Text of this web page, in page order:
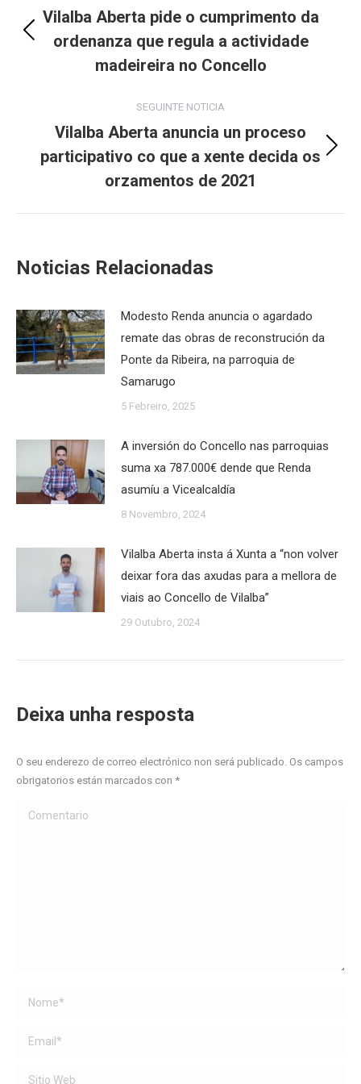
navigation
Previous
post:
Vilalba Aberta pide o cumprimento da
ordenanza que regula a actividade
madeireira no Concello
SEGUINTE NOTICIA
Next
post:
Vilalba Aberta anuncia un proceso
participativo co que a xente decida os
orzamentos de 2021
Noticias Relacionadas
Modesto Renda anuncia o agardado
remate das obras de reconstrución da
Ponte da Ribeira, na parroquia de
Samarugo
5 Febreiro, 2025
A inversión do Concello nas parroquias
suma xa 787.000€ dende que Renda
asumíu a Vicealcaldía
8 Novembro, 2024
Vilalba Aberta insta á Xunta a “non volver
deixar fora das axudas para a mellora de
viais ao Concello de Vilalba”
29 Outubro, 2024
Deixa unha resposta
O seu enderezo de correo electrónico non será publicado. Os campos
obrigatorios están marcados con *
Comentario
Name *
Email *
Sitio Web